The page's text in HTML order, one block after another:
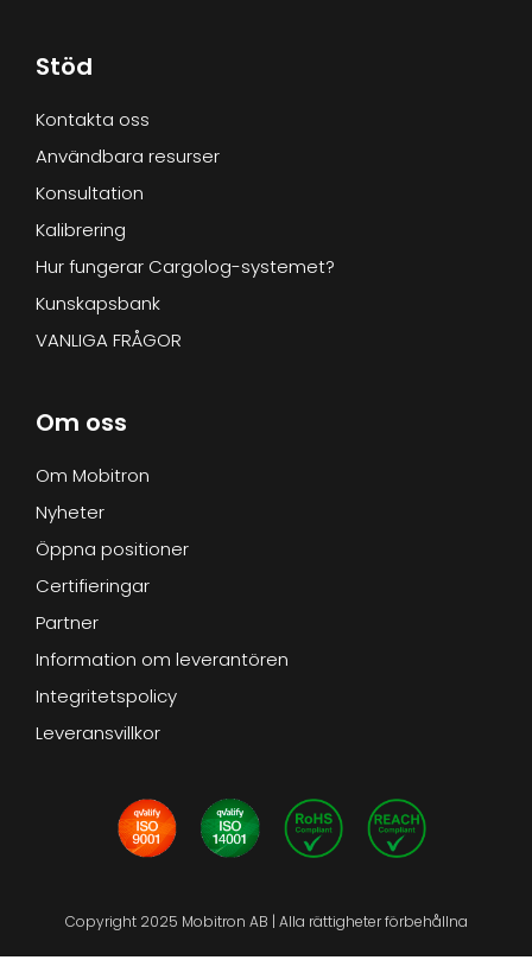
Stöd
Kontakta oss
Användbara resurser
Konsultation
Kalibrering
Hur fungerar Cargolog-systemet?
Kunskapsbank
VANLIGA FRÅGOR
Om oss
Om Mobitron
Nyheter
Öppna positioner
Certifieringar
Partner
Information om leverantören
Integritetspolicy
Leveransvillkor
Copyright 2025 Mobitron AB | Alla rättigheter förbehållna